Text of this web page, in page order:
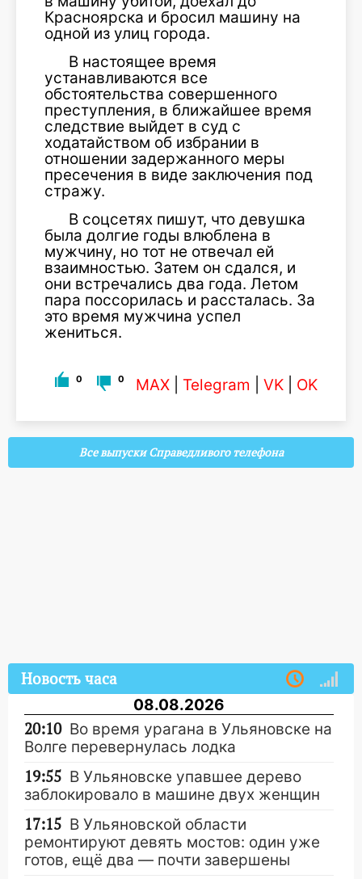
Красноярска и бросил машину на
одной из улиц города.
В настоящее время
устанавливаются все
обстоятельства совершенного
преступления, в ближайшее время
следствие выйдет в суд с
ходатайством об избрании в
отношении задержанного меры
пресечения в виде заключения под
стражу.
В соцсетях пишут, что девушка
была долгие годы влюблена в
мужчину, но тот не отвечал ей
взаимностью. Затем он сдался, и
они встречались два года. Летом
пара поссорилась и рассталась. За
это время мужчина успел
жениться.
0 0 MAX Telegram VK OK
Все выпуски Справедливого телефона
Новость часа
08.08.2026
20:10 Во время урагана в Ульяновске на
Волге перевернулась лодка
19:55 В Ульяновске упавшее дерево
заблокировало в машине двух женщин
17:15 В Ульяновской области
ремонтируют девять мостов: один уже
готов, ещё два — почти завершены